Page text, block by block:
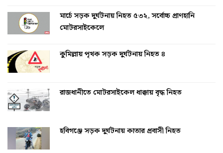
মার্চে সড়ক দুর্ঘটনায় নিহত ৫৩২, সর্বোচ্চ প্রাণহানি
মোটরসাইকেলে
কুমিল্লায় পৃথক সড়ক দুর্ঘটনায় নিহত ৪
রাজধানীতে মোটরসাইকেল ধাক্কায় বৃদ্ধ নিহত
হবিগঞ্জে সড়ক দুর্ঘটনায় কাতার প্রবাসী নিহত